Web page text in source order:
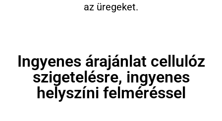
az üregeket.
Ingyenes árajánlat cellulóz
szigetelésre, ingyenes
helyszíni felméréssel